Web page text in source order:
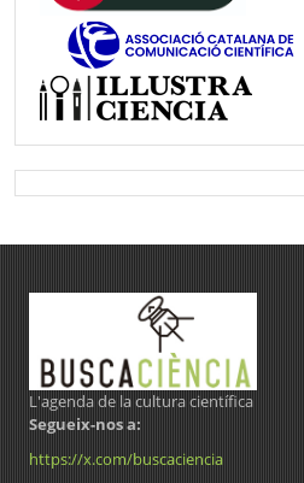
L'agenda de la cultura científica
Segueix-nos a:
https://x.com/buscaciencia